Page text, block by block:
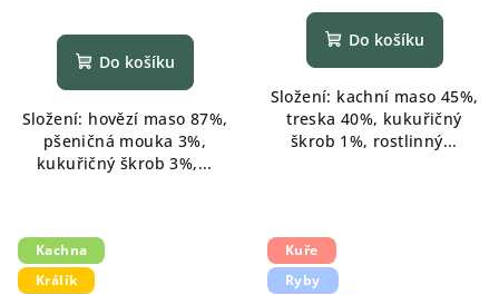
Do košíku
Složení: hovězí maso 87%,
pšeničná mouka 3%,
kukuřičný škrob 3%,...
hodnocení
produktu
z
5
hvězdiček.
Do košíku
Složení: kachní maso 45%,
treska 40%, kukuřičný
škrob 1%, rostlinný...
Kachna
Králík
Kuře
Ryby